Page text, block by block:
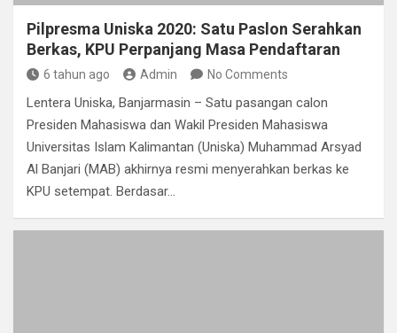
Pilpresma Uniska 2020: Satu Paslon Serahkan
Berkas, KPU Perpanjang Masa Pendaftaran
6 tahun ago Admin No Comments
Lentera Uniska, Banjarmasin – Satu pasangan calon
Presiden Mahasiswa dan Wakil Presiden Mahasiswa
Universitas Islam Kalimantan (Uniska) Muhammad Arsyad
Al Banjari (MAB) akhirnya resmi menyerahkan berkas ke
KPU setempat. Berdasar…